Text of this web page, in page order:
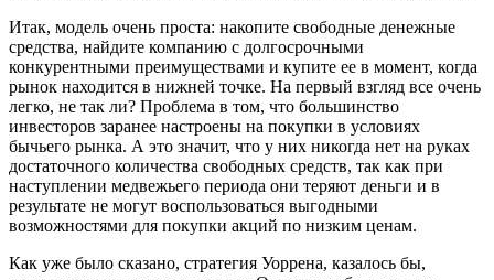
Итак, модель очень проста: накопите свободные денежные
средства, найдите компанию с долгосрочными
конкурентными преимуществами и купите ее в момент, когда
рынок находится в нижней точке. На первый взгляд все очень
легко, не так ли? Проблема в том, что большинство
инвесторов заранее настроены на покупки в условиях
бычьего рынка. А это значит, что у них никогда нет на руках
достаточного количества свободных средств, так как при
наступлении медвежьего периода они теряют деньги и в
результате не могут воспользоваться выгодными
возможностями для покупки акций по низким ценам.
Как уже было сказано, стратегия Уоррена, казалось бы,